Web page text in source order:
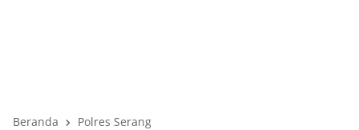
Beranda Polres Serang